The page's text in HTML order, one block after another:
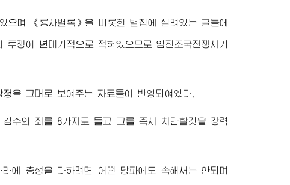
으며 《룡사별록》을 비롯한 별집에 실려있는 글들에
쟁이 년대기적으로 적혀있으므로 임진조국전쟁시기
을 그대로 보여주는 자료들이 반영되여있다.
수의 죄를 8가지로 들고 그를 즉시 처단할것을 강력
에 충성을 다하려면 어떤 당파에도 속해서는 안되며